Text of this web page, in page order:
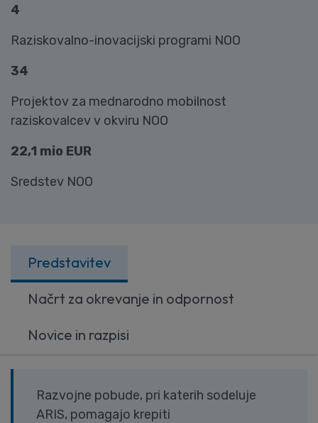
4
Raziskovalno-inovacijski programi NOO
34
Projektov za mednarodno mobilnost
raziskovalcev v okviru NOO
22,1 mio EUR
Sredstev NOO
Predstavitev
Načrt za okrevanje in odpornost
Novice in razpisi
Razvojne pobude, pri katerih sodeluje
ARIS, pomagajo krepiti